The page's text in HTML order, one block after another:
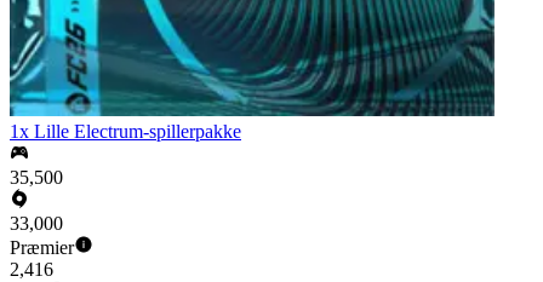
1x Lille Electrum-spillerpakke
35,500
33,000
Præmier
2,416